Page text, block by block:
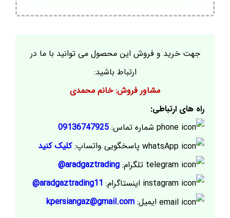
جهت خرید و فروش این محصول می توانید با ما در
ارتباط باشید:
مشاور فروش: خانم محمدی
راه های ارتباطی:
شماره تماس: 09136747925
پاسخگویی واتساپ:کلیک کنید
تلگرام: aradgaztrading@
اینستاگرام: aradgaztrading11@
ایمیل: kpersiangaz@gmail.com